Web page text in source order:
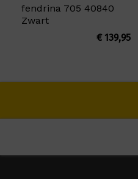
fendrina 705 40840
Zwart
€139,95